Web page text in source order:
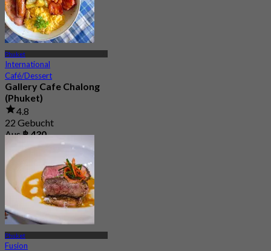
Phuket
International
Café/Dessert
Gallery Cafe Chalong
(Phuket)
4.8
22 Gebucht
Aus฿ 430
Phuket
Fusion